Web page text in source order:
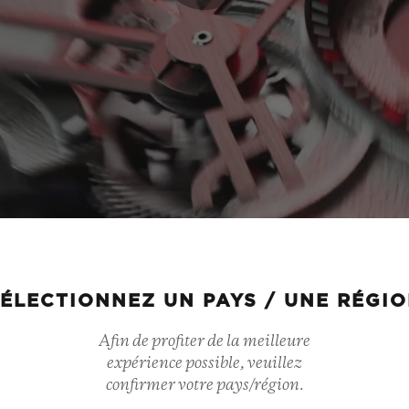
Video
UN PAYS / UNE
Afin de profiter de la meilleure
expérience possible, veuillez
confirmer votre pays/région.